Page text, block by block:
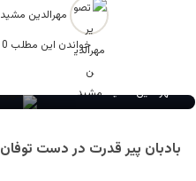
مهرالدین مشید
خواندن این مطلب 10 دقیقه زمان میبرد
مهرالدین مشید
بادبان پیر قدرت در دست توفان